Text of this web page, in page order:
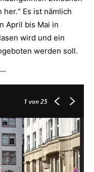
Es ist nämlich
April bis Mai in
wird und ein
werden soll.
1 von 25